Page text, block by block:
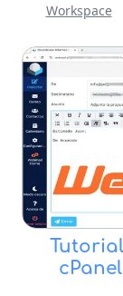
Workspace